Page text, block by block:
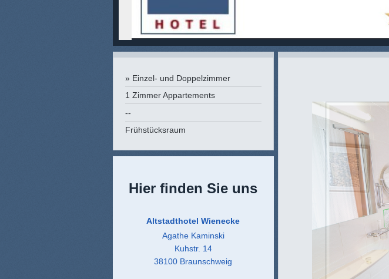
Einzel- und Doppelzimmer
1 Zimmer Appartements
--
Frühstücksraum
Hier finden Sie uns
Altstadthotel Wienecke
Agathe Kaminski
Kuhstr. 14
38100 Braunschweig